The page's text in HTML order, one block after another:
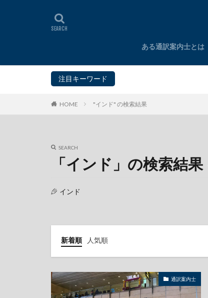
ある通訳案内士とは
注目キーワード
HOME "インド" の検索結果
SEARCH
「インド」の検索結果
インド
新着順 人気順
通訳案内士